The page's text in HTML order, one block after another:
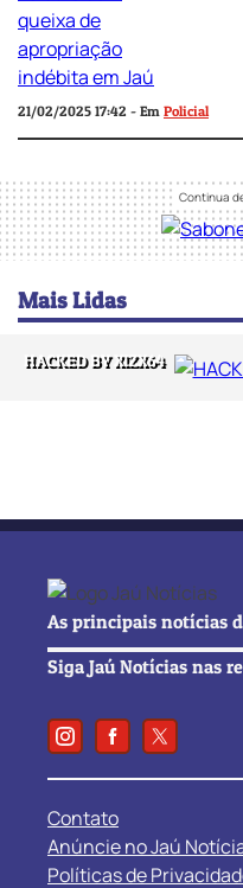
21/02/2025 17:42 - Em Policial
Mais Lidas
HACKED BY XIZX64
As principais notícias
Siga Jaú Notícias nas
Contato
Anúncie no Jaú
Políticas de